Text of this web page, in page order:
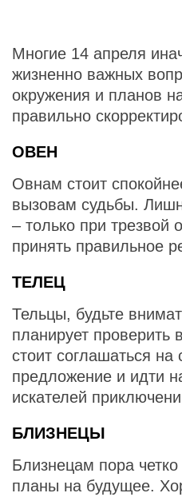
Многие 14 апреля
жизненно важных
окружения и планов
правильно
ОВЕН
Овнам стоит
вызовам судьбы.
– только при трезвой
принять правильное
ТЕЛЕЦ
Тельцы, будьте
планирует проверить
стоит соглашаться на
предложение и идти
искателей
БЛИЗНЕЦЫ
Близнецам пора
планы на будущее.